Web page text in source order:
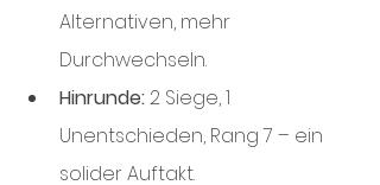
Alternativen, mehr
Durchwechseln.
Hinrunde: 2 Siege, 1
Unentschieden, Rang 7 – ein
solider Auftakt.